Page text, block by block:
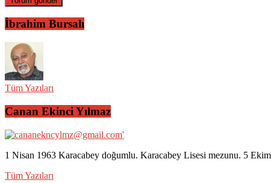
İbrahim Bursalı
Tüm Yazıları
Canan Ekinci Yılmaz
1 Nisan 1963 Karacabey doğumlu. Karacabey Lisesi mezunu. 5
Tüm Yazıları